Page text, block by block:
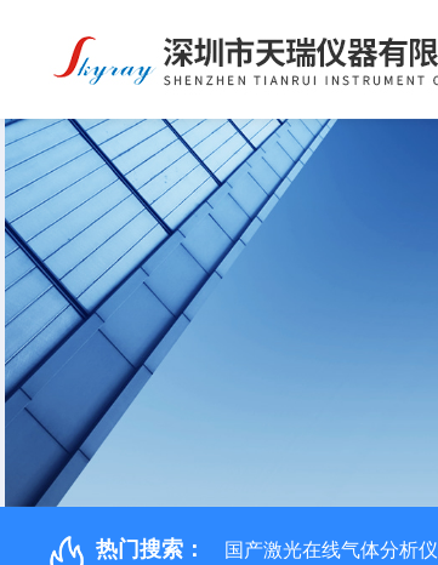
热门搜索： 国产激光在线气体分析仪